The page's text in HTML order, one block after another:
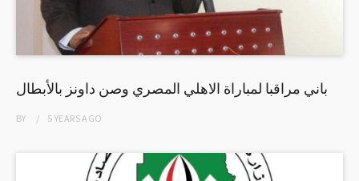
باني مراقبا لمباراة الاهلي المصري وصن داونز بالأبطال
BY 5 YEARSAGO